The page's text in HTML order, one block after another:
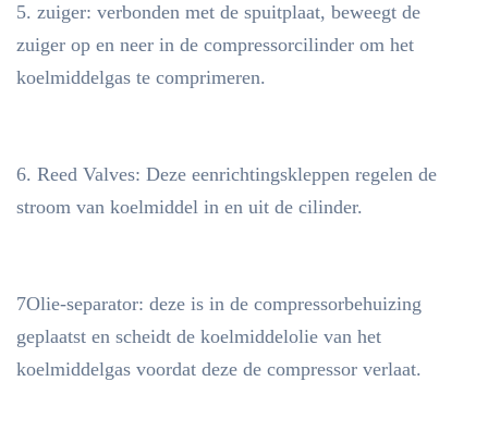
5. zuiger: verbonden met de spuitplaat, beweegt de
zuiger op en neer in de compressorcilinder om het
koelmiddelgas te comprimeren.
6. Reed Valves: Deze eenrichtingskleppen regelen de
stroom van koelmiddel in en uit de cilinder.
7Olie-separator: deze is in de compressorbehuizing
geplaatst en scheidt de koelmiddelolie van het
koelmiddelgas voordat deze de compressor verlaat.